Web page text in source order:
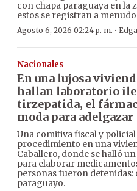
con chapa paraguaya en la
estos se registran a
Agosto 6, 2026 02:24 p. m. ·
Nacionales
En una lujosa
hallan laboratorio
tirzepatida, el
moda para adelgazar
Una comitiva fiscal y
procedimiento en una
Caballero, donde se halló
para elaborar
personas fueron detenidas:
paraguayo.